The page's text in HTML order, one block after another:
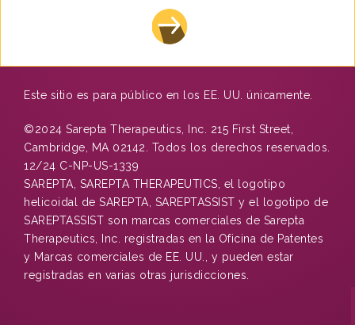
Este sitio es para público en los EE. UU. únicamente.
©2024 Sarepta Therapeutics, Inc. 215 First Street,
Cambridge, MA 02142. Todos los derechos reservados.
12/24 C-NP-US-1339
SAREPTA, SAREPTA THERAPEUTICS, el logotipo
helicoidal de SAREPTA, SAREPTASSIST y el logotipo de
SAREPTASSIST son marcas comerciales de Sarepta
Therapeutics, Inc. registradas en la Oficina de Patentes
y Marcas comerciales de EE. UU., y pueden estar
registradas en varias otras jurisdicciones.